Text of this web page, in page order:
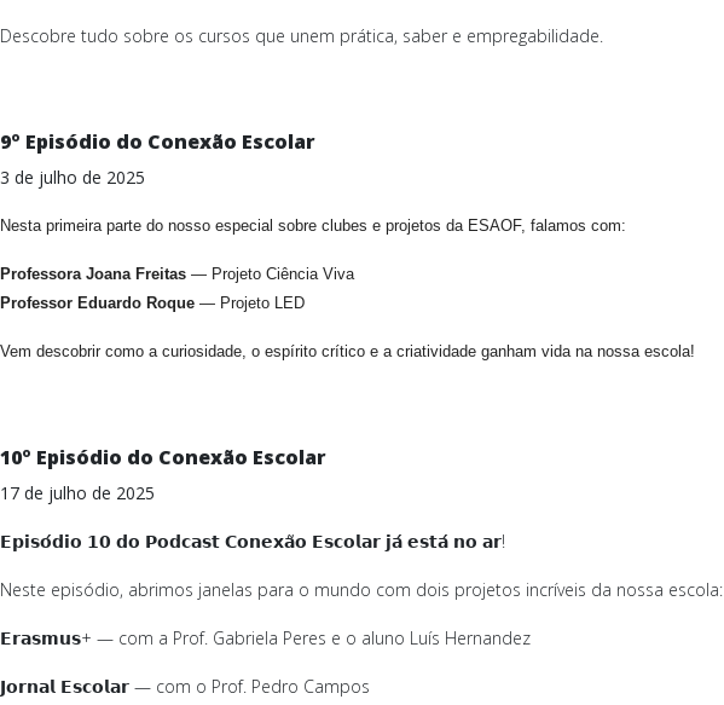
Descobre tudo sobre os cursos que unem prática, saber e empregabilidade.
9º Episódio do Conexão Escolar
3 de julho de 2025
Nesta primeira parte do nosso especial sobre clubes e projetos da ESAOF, falamos com:
Professora Joana Freitas — Projeto Ciência Viva
Professor Eduardo Roque — Projeto LED
Vem descobrir como a curiosidade, o espírito crítico e a criatividade ganham vida na nossa escola!
10º Episódio do Conexão Escolar
17 de julho de 2025
𝗘𝗽𝗶𝘀𝗼́𝗱𝗶𝗼 𝟭𝟬 𝗱𝗼 𝗣𝗼𝗱𝗰𝗮𝘀𝘁 𝗖𝗼𝗻𝗲𝘅𝗮̃𝗼 𝗘𝘀𝗰𝗼𝗹𝗮𝗿 𝗷𝗮́ 𝗲𝘀𝘁𝗮́ 𝗻𝗼 𝗮𝗿!
Neste episódio, abrimos janelas para o mundo com dois projetos incríveis da nossa escola:
𝗘𝗿𝗮𝘀𝗺𝘂𝘀+ — com a Prof. Gabriela Peres e o aluno Luís Hernandez
𝗝𝗼𝗿𝗻𝗮𝗹 𝗘𝘀𝗰𝗼𝗹𝗮𝗿 — com o Prof. Pedro Campos